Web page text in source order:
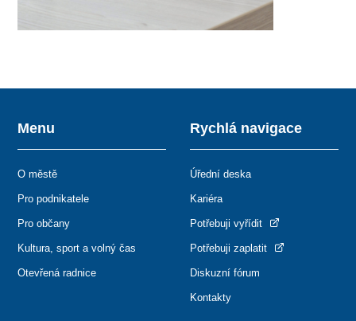
Menu
O městě
Pro podnikatele
Pro občany
Kultura, sport a volný čas
Otevřená radnice
Rychlá navigace
Úřední deska
Kariéra
Potřebuji vyřídit
Potřebuji zaplatit
Diskuzní fórum
Kontakty